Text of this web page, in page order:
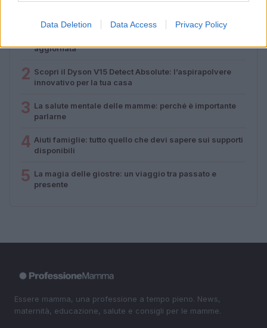
Data Deletion Data Access Privacy Policy
aggiornata
2 Scopri il Dyson V15 Detect Absolute: l’aspirapolvere
innovativo per la tua casa
3 La salute mentale delle mamme: perché è importante
parlarne
4 Aiuti famiglie: tutto quello che devi sapere sui supporti
disponibili
5 La magia delle giostre: un viaggio tra passato e
presente
Essere mamma, una professione a tempo pieno. News,
maternità, educazione, salute e consigli per le mamme.